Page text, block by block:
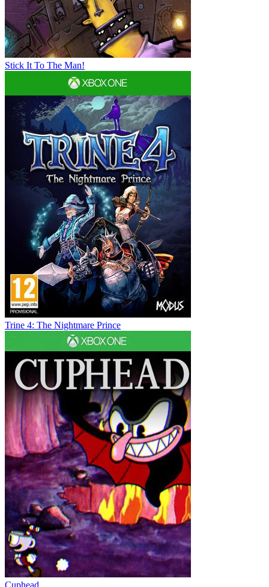
Stick It To The Man!
Trine 4: The Nightmare Prince
Cuphead